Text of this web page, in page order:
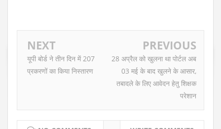
NEXT
यूपी बोर्ड ने तीन दिन में 207
प्रकरणों का किया निस्तारण
PREVIOUS
28 अप्रैल को खुलना था पोर्टल अब
03 मई के बाद खुलने के आसार,
तबादले के लिए आवेदन हेतु शिक्षक
परेशान